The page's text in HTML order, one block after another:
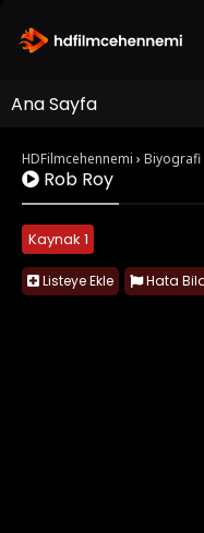
Ana Sayfa
HDFilmcehennemi › Biyografi
Rob Roy
Kaynak 1
Listeye Ekle Hata